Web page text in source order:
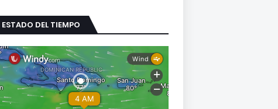
ESTADO DEL TIEMPO